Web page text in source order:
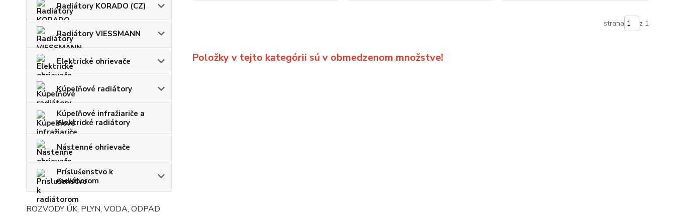
Radiátory KORADO (CZ)
Radiátory VIESSMANN
Elektrické ohrievače
Kúpeľňové radiátory
Kúpeľňové infražiariče a
elektrické radiátory
Nástenné ohrievače
Príslušenstvo k
radiátorom
ROZVODY ÚK, PLYN, VODA, ODPAD
strana z 1
Položky v tejto kategórii sú v obmedzenom množstve!